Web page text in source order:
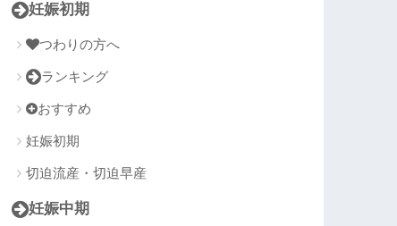
妊娠初期
つわりの方へ
ランキング
おすすめ
妊娠初期
切迫流産・切迫早産
妊娠中期